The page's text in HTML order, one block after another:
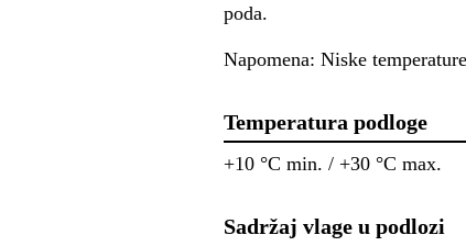
poda.
Napomena: Niske
Temperatura podloge
+10 °C min. / +30 °C max.
Sadržaj vlage u podlozi